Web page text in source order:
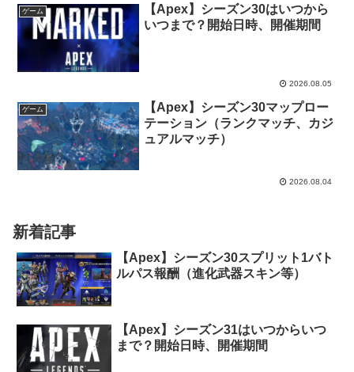
ゲーム
【Apex】シーズン30はいつから
いつまで？開始日時、開催期間
2026.08.05
ゲーム
【Apex】シーズン30マップロー
テーション（ランクマッチ、カジ
ュアルマッチ）
2026.08.04
新着記事
【Apex】シーズン30スプリット1バト
ルパス報酬（進化武器スキン等）
【Apex】シーズン31はいつからいつ
まで？開始日時、開催期間